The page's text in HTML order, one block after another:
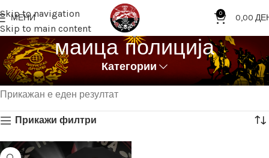
Skip to navigation
Skip to main content
МЕНИ 0 0,00
маица полиција
Категории
Дома Означени продукти “маица полиција”
Прикажан е еден резултат
Прикажи филтри